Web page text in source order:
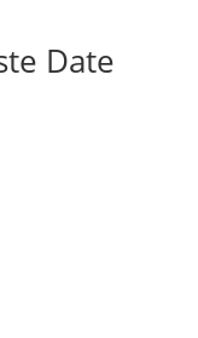
Date